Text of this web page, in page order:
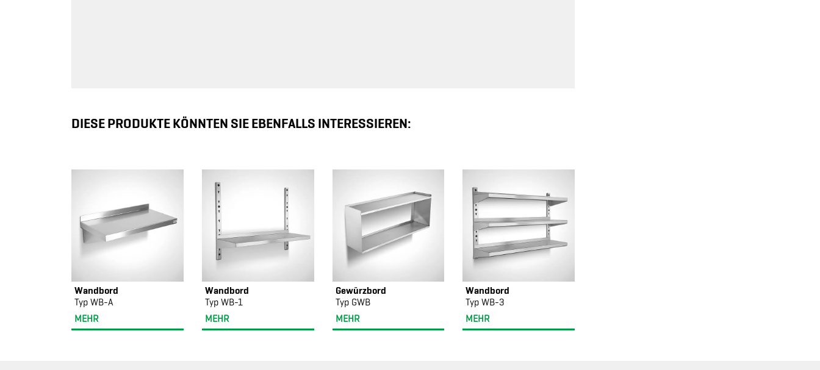
DIESE PRODUKTE KÖNNTEN SIE EBENFALLS INTERESSIEREN:
Wandbord
Typ WB-A
MEHR
Wandbord
Typ WB-1
MEHR
Gewürzbord
Typ GWB
MEHR
Wandbord
Typ WB-3
MEHR